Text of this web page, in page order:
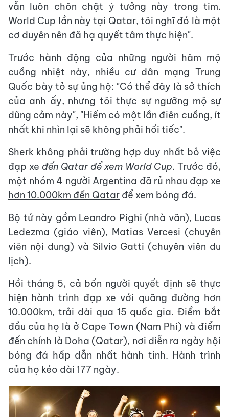
vẫn luôn chôn chặt ý tưởng này trong tim.
World Cup lần này tại Qatar, tôi nghĩ đó là một
cơ duyên nên đã hạ quyết tâm thực hiện".
Trước hành động của những người hâm mộ
cuồng nhiệt này, nhiều cư dân mạng Trung
Quốc bày tỏ sự ủng hộ: "Có thể đây là sở thích
của anh ấy, nhưng tôi thực sự ngưỡng mộ sự
dũng cảm này", "Hiếm có một lần điên cuồng, ít
nhất khi nhìn lại sẽ không phải hối tiếc".
Sherk không phải trường hợp duy nhất bỏ việc
đạp xe đến Qatar để xem World Cup. Trước đó,
một nhóm 4 người Argentina đã rủ nhau đạp xe
hơn 10.000km đến Qatar để xem bóng đá.
Bộ tứ này gồm Leandro Pighi (nhà văn), Lucas
Ledezma (giáo viên), Matias Vercesi (chuyên
viên nội dung) và Silvio Gatti (chuyên viên du
lịch).
Hồi tháng 5, cả bốn người quyết định sẽ thực
hiện hành trình đạp xe với quãng đường hơn
10.000km, trải dài qua 15 quốc gia. Điểm bắt
đầu của họ là ở Cape Town (Nam Phi) và điểm
đến chính là Doha (Qatar), nơi diễn ra ngày hội
bóng đá hấp dẫn nhất hành tinh. Hành trình
của họ kéo dài 177 ngày.